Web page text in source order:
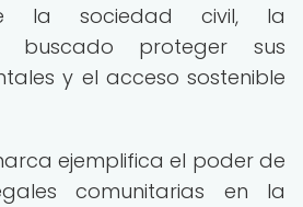
la sociedad civil, la
buscado proteger sus
y el acceso sostenible
ejemplifica el poder de
comunitarias en la